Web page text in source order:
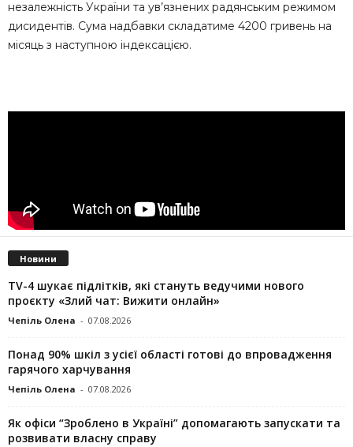
незалежність України та ув’язнених радянським режимом
дисидентів. Сума надбавки складатиме 4200 гривень на
місяць з наступною індексацією.
Новини
TV-4 шукає підлітків, які стануть ведучими нового
проєкту «Злий чат: Вижити онлайн»
Чепіль Олена - 07.08.2026
Понад 90% шкіл з усієї області готові до впровадження
гарячого харчування
Чепіль Олена - 07.08.2026
Як офіси “Зроблено в Україні” допомагають запускaти та
розвивати власну справу